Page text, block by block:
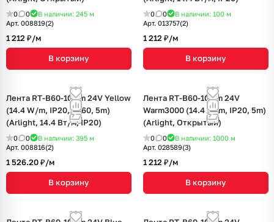
0 0 В наличии: 245 м
Арт. 008819(2)
1 212 ₽/м
В корзину
0 0 В наличии: 100 м
Арт. 013757(2)
1 212 ₽/м
В корзину
Лента RT-B60-10mm 24V Yellow
(14.4 W/m, IP20, 5060, 5m)
(Arlight, 14.4 Вт/м, IP20)
0 0 В наличии: 395 м
Арт. 008816(2)
1 526.20 ₽/м
В корзину
Лента RT-B60-10mm 24V
Warm3000 (14.4 W/m, IP20, 5m)
(Arlight, Открытый)
0 0 В наличии: 1000 м
Арт. 028589(3)
1 212 ₽/м
В корзину